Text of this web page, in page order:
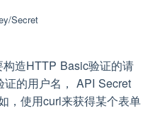
Secret
造HTTP Basic验证的请
的用户名， API Secret
，使用curl来获得某个表单